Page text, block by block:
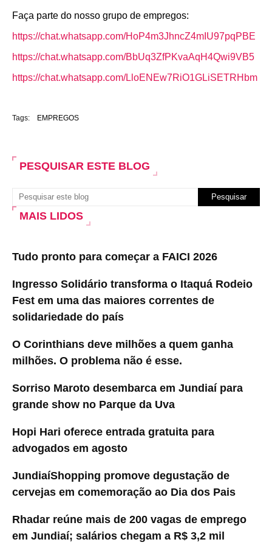
Faça parte do nosso grupo de empregos:
https://chat.whatsapp.com/HoP4m3JhncZ4mIU97pqPBE
https://chat.whatsapp.com/BbUq3ZfPKvaAqH4Qwi9VB5
https://chat.whatsapp.com/LloENEw7RiO1GLiSETRHbm
Tags: EMPREGOS
PESQUISAR ESTE BLOG
MAIS LIDOS
Tudo pronto para começar a FAICI 2026
Ingresso Solidário transforma o Itaquá Rodeio
Fest em uma das maiores correntes de
solidariedade do país
O Corinthians deve milhões a quem ganha
milhões. O problema não é esse.
Sorriso Maroto desembarca em Jundiaí para
grande show no Parque da Uva
Hopi Hari oferece entrada gratuita para
advogados em agosto
JundiaíShopping promove degustação de
cervejas em comemoração ao Dia dos Pais
Rhadar reúne mais de 200 vagas de emprego
em Jundiaí; salários chegam a R$ 3,2 mil